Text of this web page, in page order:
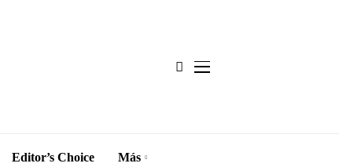
Editor’s Choice Más